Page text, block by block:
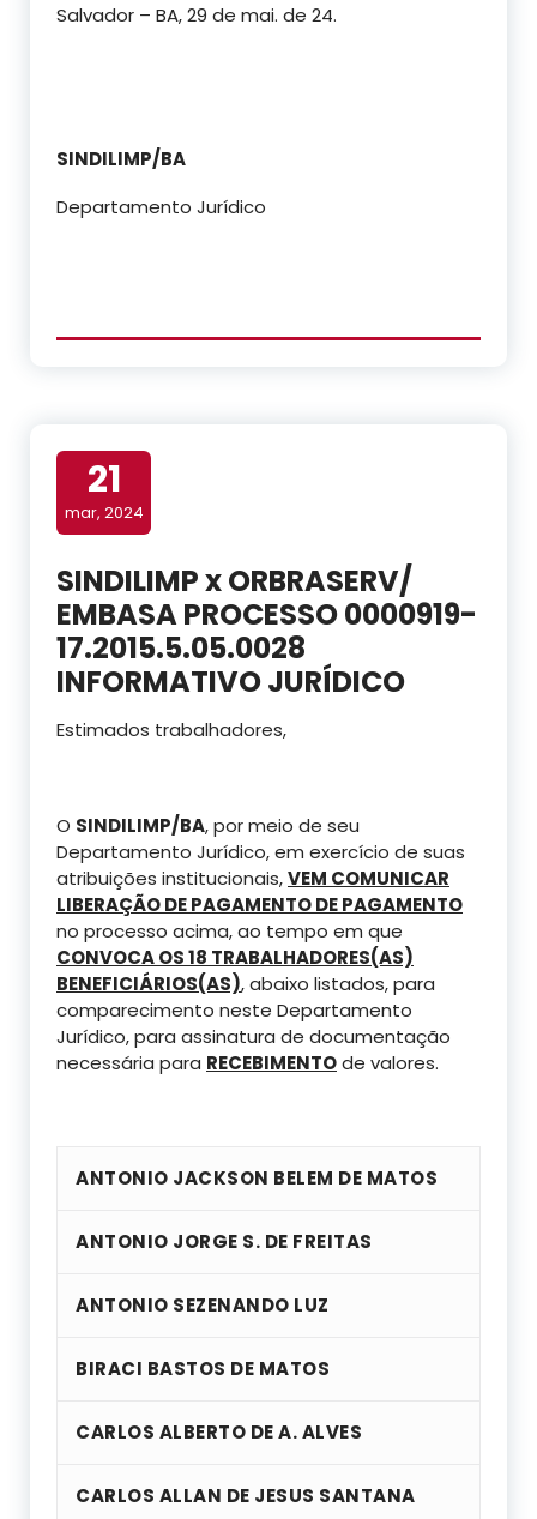
Salvador – BA, 29 de mai. de 24.
SINDILIMP/BA
Departamento Jurídico
21
mar, 2024
SINDILIMP x ORBRASERV/
EMBASA PROCESSO 0000919-
17.2015.5.05.0028
INFORMATIVO JURÍDICO
Estimados trabalhadores,
O SINDILIMP/BA, por meio de seu
Departamento Jurídico, em exercício de suas
atribuições institucionais,VEM COMUNICAR
LIBERAÇÃO DE PAGAMENTO DE PAGAMENTO
no processo acima, ao tempo em que
CONVOCA OS 18 TRABALHADORES(AS)
BENEFICIÁRIOS(AS), abaixo listados, para
comparecimento neste Departamento
Jurídico, para assinatura de documentação
necessária para RECEBIMENTOde valores.
ANTONIO JACKSON BELEM DE MATOS
ANTONIO JORGE S. DE FREITAS
ANTONIO SEZENANDO LUZ
BIRACI BASTOS DE MATOS
CARLOS ALBERTO DE A. ALVES
CARLOS ALLAN DE JESUS SANTANA